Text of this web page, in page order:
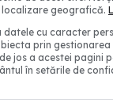
20 iul 2026,
geografică.
cu caracter
prin
jos a acestei pagini
în setările de